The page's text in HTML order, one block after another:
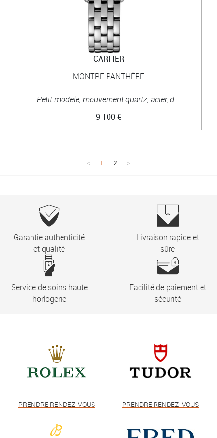
CARTIER
MONTRE PANTHÈRE
Petit modèle, mouvement quartz, acier, d...
9 100 €
1 2
Garantie authenticité
et qualité
Livraison rapide et
sûre
Service de soins haute
horlogerie
Facilité de paiement et
sécurité
PRENDRE RENDEZ-VOUS PRENDRE RENDEZ-VOUS